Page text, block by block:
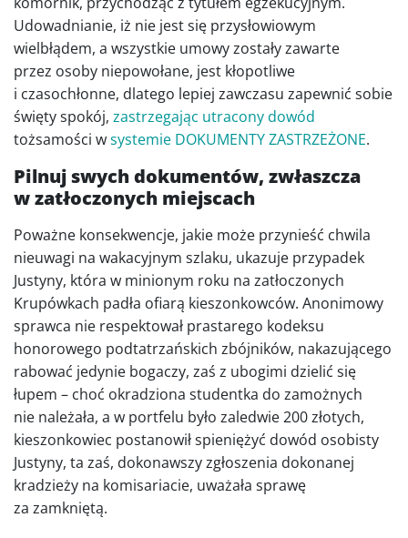
Udowadnianie, iż nie jest się przysłowiowym
wielbłądem, a wszystkie umowy zostały zawarte
przez osoby niepowołane, jest kłopotliwe
i czasochłonne, dlatego lepiej zawczasu zapewnić sobie
święty spokój, zastrzegając utracony dowód
tożsamości wsystemie DOKUMENTY ZASTRZEŻONE.
Pilnuj swych dokumentów, zwłaszcza
w zatłoczonych miejscach
Poważne konsekwencje, jakie może przynieść chwila
nieuwagi na wakacyjnym szlaku, ukazuje przypadek
Justyny, która w minionym roku na zatłoczonych
Krupówkach padła ofiarą kieszonkowców. Anonimowy
sprawca nie respektował prastarego kodeksu
honorowego podtatrzańskich zbójników, nakazującego
rabować jedynie bogaczy, zaś z ubogimi dzielić się
łupem – choć okradziona studentka do zamożnych
nie należała, a w portfelu było zaledwie 200 złotych,
kieszonkowiec postanowił spieniężyć dowód osobisty
Justyny, ta zaś, dokonawszy zgłoszenia dokonanej
kradzieży na komisariacie, uważała sprawę
za zamkniętą.